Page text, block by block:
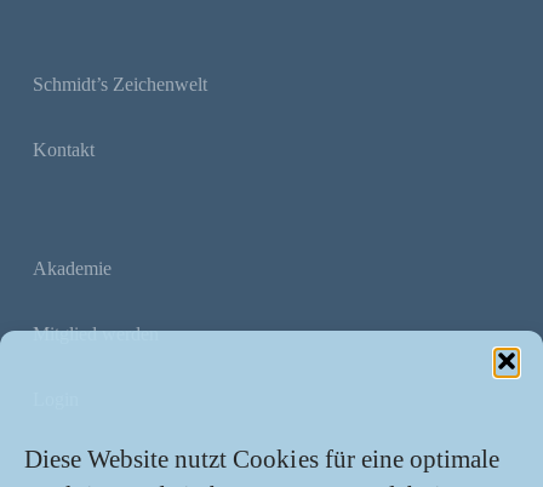
Diese Website nutzt Cookies für eine optimale
Schmidt’s Zeichenwelt
Kontakt
Akademie
Mitglied werden